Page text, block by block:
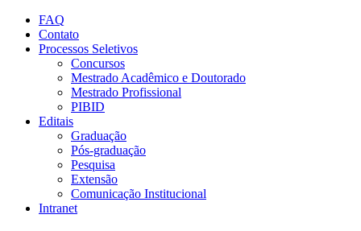
Conteúdo principal
FAQ
Contato
Processos Seletivos
Concursos
Mestrado Acadêmico e Doutorado
Mestrado Profissional
PIBID
Editais
Graduação
Pós-graduação
Pesquisa
Extensão
Comunicação Institucional
Intranet